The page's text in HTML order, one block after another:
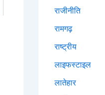
राजीनीति
रामगढ़
राष्ट्रीय
लाइफस्टाइल
लातेहार